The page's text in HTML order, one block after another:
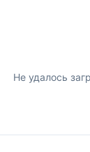
Не удалось